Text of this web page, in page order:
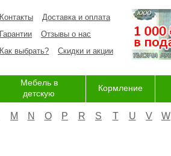
Контакты
Доставка и оплата
Гарантии
Отзывы о нас
Как выбрать?
Скидки и акции
Мебель в
детскую
Кормление
M N O P R S T U V W